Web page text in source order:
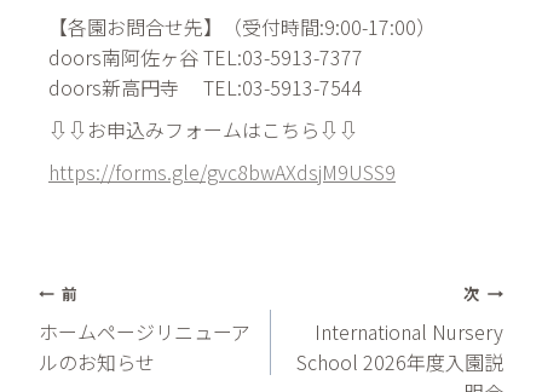
【各園お問合せ先】（受付時間:9:00-17:00）
doors南阿佐ヶ谷 TEL:03-5913-7377
doors新高円寺 TEL:03-5913-7544
⇩⇩お申込みフォームはこちら⇩⇩
https://forms.gle/gvc8bwAXdsjM9USS9
投
稿
前
ホームページリニューア
ルのお知らせ
次
International Nursery
School 2026年度入園説